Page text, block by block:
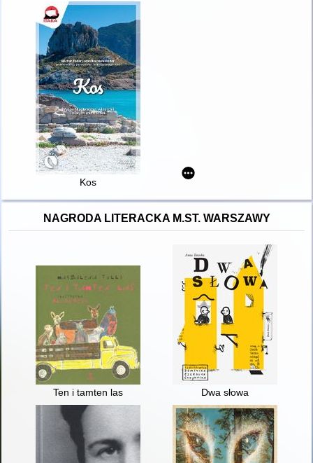
Kos
NAGRODA LITERACKA M.ST. WARSZAWY
Ten i tamten las Dwa słowa